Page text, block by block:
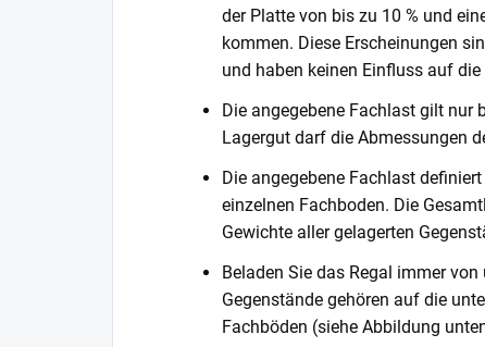
der Platte von bis zu 10 % und
kommen. Diese Erscheinungen
und haben keinen Einfluss auf
Die angegebene Fachlast gilt nur
Lagergut darf die Abmessungen
Die angegebene Fachlast
einzelnen Fachboden. Die
Gewichte aller gelagerten
Beladen Sie das Regal immer
Gegenstände gehören auf die
Fachböden (siehe Abbildung